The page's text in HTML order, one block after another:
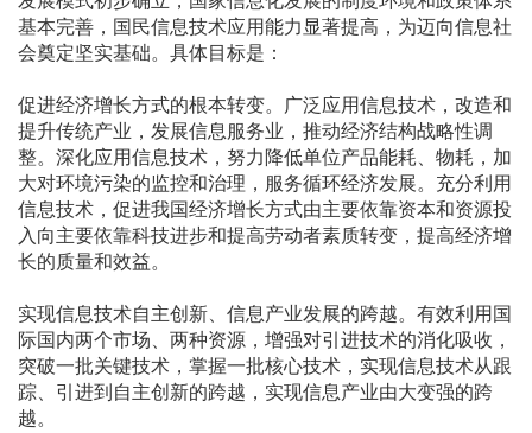
基本完善，国民信息技术应用能力显著提高，为迈向信息社
会奠定坚实基础。具体目标是：
促进经济增长方式的根本转变。广泛应用信息技术，改造和
提升传统产业，发展信息服务业，推动经济结构战略性调
整。深化应用信息技术，努力降低单位产品能耗、物耗，加
大对环境污染的监控和治理，服务循环经济发展。充分利用
信息技术，促进我国经济增长方式由主要依靠资本和资源投
入向主要依靠科技进步和提高劳动者素质转变，提高经济增
长的质量和效益。
实现信息技术自主创新、信息产业发展的跨越。有效利用国
际国内两个市场、两种资源，增强对引进技术的消化吸收，
突破一批关键技术，掌握一批核心技术，实现信息技术从跟
踪、引进到自主创新的跨越，实现信息产业由大变强的跨
越。